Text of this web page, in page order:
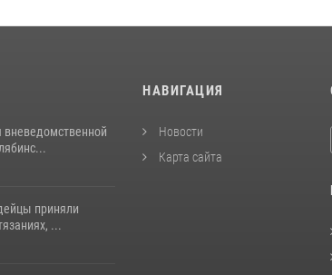
вневедомственной
приняли
...
НАВИГАЦИЯ
Новости
Карта сайта